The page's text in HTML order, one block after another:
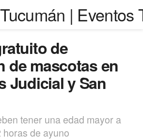
de
de mascotas en
Judicial y San
tener una edad mayor a
de ayuno